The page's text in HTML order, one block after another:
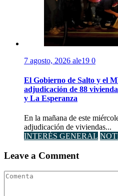
7 agosto, 2026 ale19 0
El Gobierno de Salto y el
adjudicación de 88
y La Esperanza
En la mañana de este
adjudicación de viviendas...
INTERÉS GENERAL
Leave a Comment